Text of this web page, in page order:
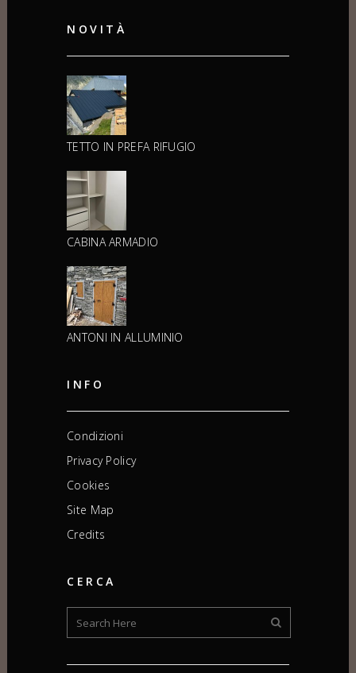
NOVITÀ
TETTO IN PREFA RIFUGIO
CABINA ARMADIO
ANTONI IN ALLUMINIO
INFO
Condizioni
Privacy Policy
Cookies
Site Map
Credits
CERCA